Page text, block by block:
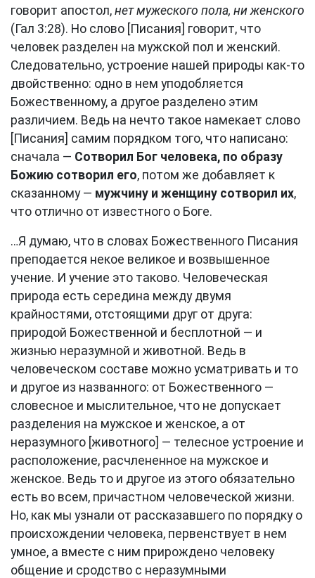
говорит апостол, нет мужеского пола, ни женского
(Гал 3:28). Но слово [Писания] говорит, что
человек разделен на мужской пол и женский.
Следовательно, устроение нашей природы как-то
двойственно: одно в нем уподобляется
Божественному, а другое разделено этим
различием. Ведь на нечто такое намекает слово
[Писания] самим порядком того, что написано:
сначала — Сотворил Бог человека, по образу
Божию сотворил его, потом же добавляет к
сказанному — мужчину и женщину сотворил их,
что отлично от известного о Боге.
…Я думаю, что в словах Божественного Писания
преподается некое великое и возвышенное
учение. И учение это таково. Человеческая
природа есть середина между двумя
крайностями, отстоящими друг от друга:
природой Божественной и бесплотной — и
жизнью неразумной и животной. Ведь в
человеческом составе можно усматривать и то
и другое из названного: от Божественного —
словесное и мыслительное, что не допускает
разделения на мужское и женское, а от
неразумного [животного] — телесное устроение и
расположение, расчлененное на мужское и
женское. Ведь то и другое из этого обязательно
есть во всем, причастном человеческой жизни.
Но, как мы узнали от рассказавшего по порядку о
происхождении человека, первенствует в нем
умное, а вместе с ним прирождено человеку
общение и сродство с неразумными